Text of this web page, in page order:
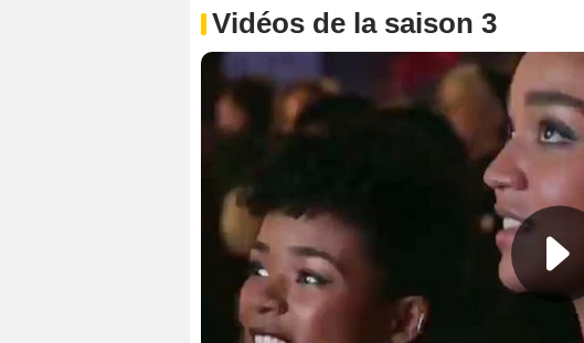
Vidéos de la saison 3